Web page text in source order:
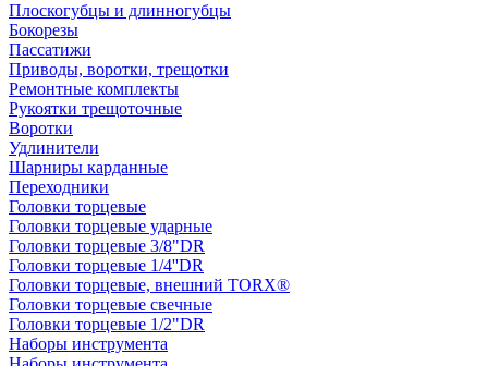
Плоскогубцы и длинногубцы
Бокорезы
Пассатижи
Приводы, воротки, трещотки
Ремонтные комплекты
Рукоятки трещоточные
Воротки
Удлинители
Шарниры карданные
Переходники
Головки торцевые
Головки торцевые ударные
Головки торцевые 3/8"DR
Головки торцевые 1/4''DR
Головки торцевые, внешний TORX®
Головки торцевые свечные
Головки торцевые 1/2"DR
Наборы инструмента